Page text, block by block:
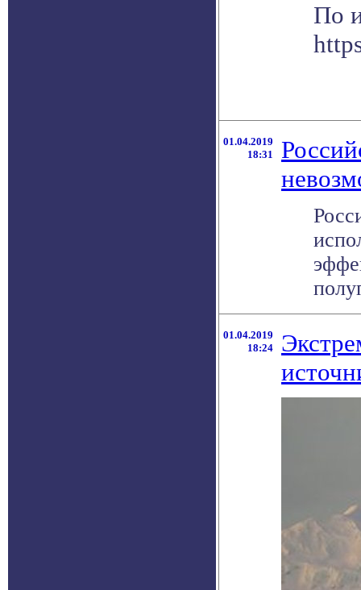
По
01.04.2019
18:31
01.04.2019
18:24